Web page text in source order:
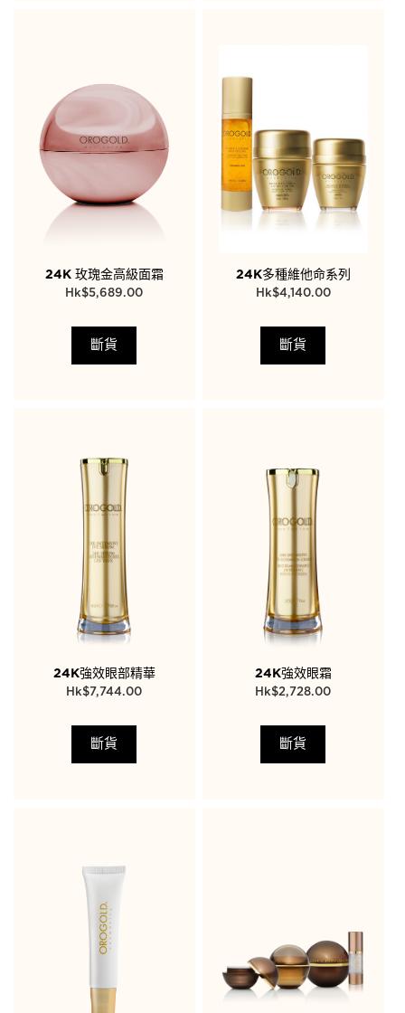
24K 玫瑰金高級面霜
$5,689.00
斷貨
24K多種維他命系列
$4,140.00
斷貨
24K強效眼部精華
$7,744.00
斷貨
24K強效眼霜
$2,728.00
斷貨